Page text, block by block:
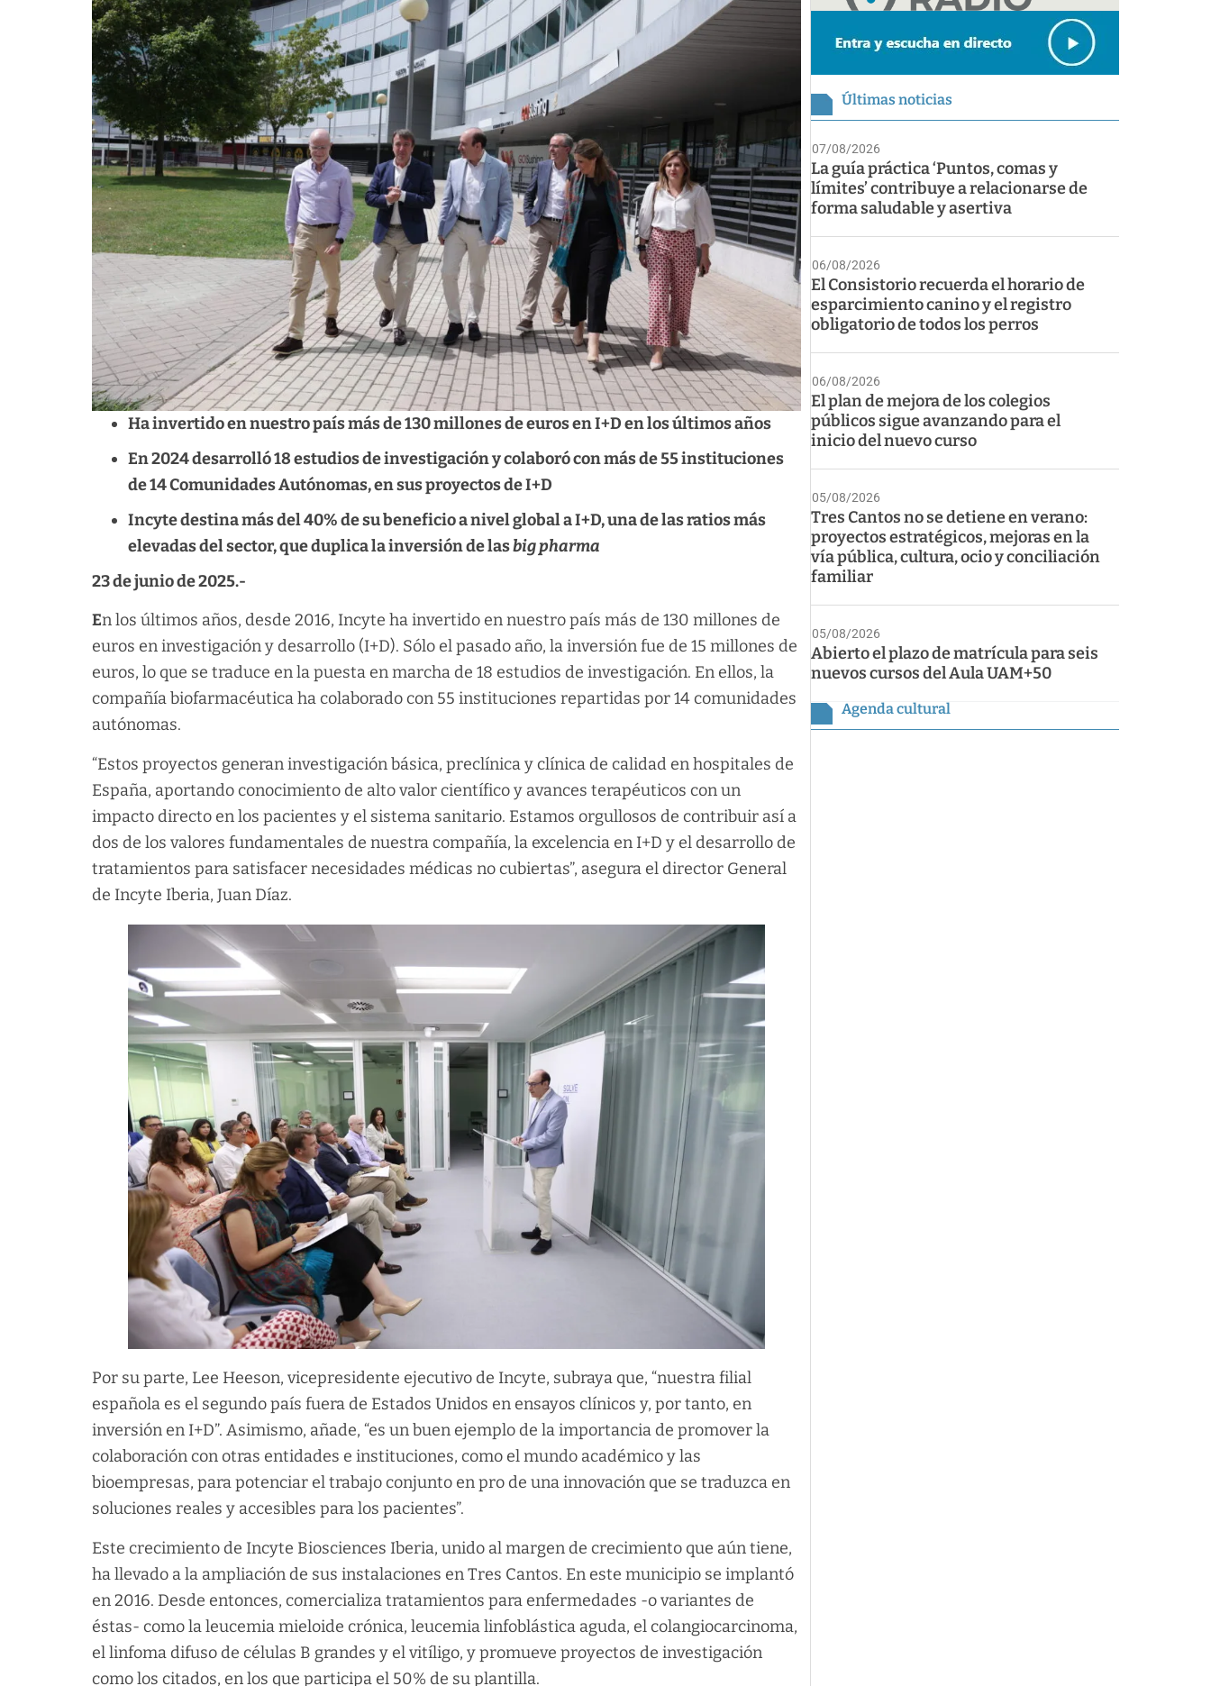
Ha invertido en nuestro país más de 130 millones de euros en I+D en los últimos años
En 2024 desarrolló 18 estudios de investigación y colaboró con más de 55 instituciones
de 14 Comunidades Autónomas, en sus proyectos de I+D
Incyte destina más del 40% de su beneficio a nivel global a I+D, una de las ratios más
elevadas del sector, que duplica la inversión de lasbig pharma
23 de junio de 2025.-
En los últimos años, desde 2016, Incyte ha invertido en nuestro país más de 130 millones de
euros en investigación y desarrollo (I+D). Sólo el pasado año, la inversión fue de 15 millones de
euros, lo que se traduce en la puesta en marcha de 18 estudios de investigación. En ellos, la
compañía biofarmacéutica ha colaborado con 55 instituciones repartidas por 14 comunidades
autónomas.
“Estos proyectos generan investigación básica, preclínica y clínica de calidad en hospitales de
España, aportando conocimiento de alto valor científico y avances terapéuticos con un
impacto directo en los pacientes y el sistema sanitario. Estamos orgullosos de contribuir así a
dos de los valores fundamentales de nuestra compañía, la excelencia en I+D y el desarrollo de
tratamientos para satisfacer necesidades médicas no cubiertas”, asegura el director General
de Incyte Iberia, Juan Díaz.
Por su parte, Lee Heeson, vicepresidente ejecutivo de Incyte, subraya que, “nuestra filial
española es el segundo país fuera de Estados Unidos en ensayos clínicos y, por tanto, en
inversión en I+D”. Asimismo, añade, “es un buen ejemplo de la importancia de promover la
colaboración con otras entidades e instituciones, como el mundo académico y las
bioempresas, para potenciar el trabajo conjunto en pro de una innovación que se traduzca en
soluciones reales y accesibles para los pacientes”.
Este crecimiento de Incyte Biosciences Iberia, unido al margen de crecimiento que aún tiene,
ha llevado a la ampliación de sus instalaciones en Tres Cantos. En este municipio se implantó
en 2016. Desde entonces, comercializa tratamientos para enfermedades -o variantes de
éstas- como la leucemia mieloide crónica, leucemia linfoblástica aguda, el colangiocarcinoma,
el linfoma difuso de células B grandes y el vitíligo, y promueve proyectos de investigación
como los citados, en los que participa el 50% de su plantilla.
Últimas noticias
07/08/2026
La guía práctica ‘Puntos, comas y
límites’ contribuye a relacionarse de
forma saludable y asertiva
06/08/2026
El Consistorio recuerda el horario de
esparcimiento canino y el registro
obligatorio de todos los perros
06/08/2026
El plan de mejora de los colegios
públicos sigue avanzando para el
inicio del nuevo curso
05/08/2026
Tres Cantos no se detiene en verano:
proyectos estratégicos, mejoras en la
vía pública, cultura, ocio y conciliación
familiar
05/08/2026
Abierto el plazo de matrícula para seis
nuevos cursos del Aula UAM+50
Agenda cultural